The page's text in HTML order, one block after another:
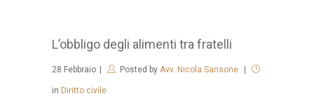
L’obbligo degli alimenti tra fratelli
28 Febbraio Posted by Avv. Nicola Sansone
in Diritto civile